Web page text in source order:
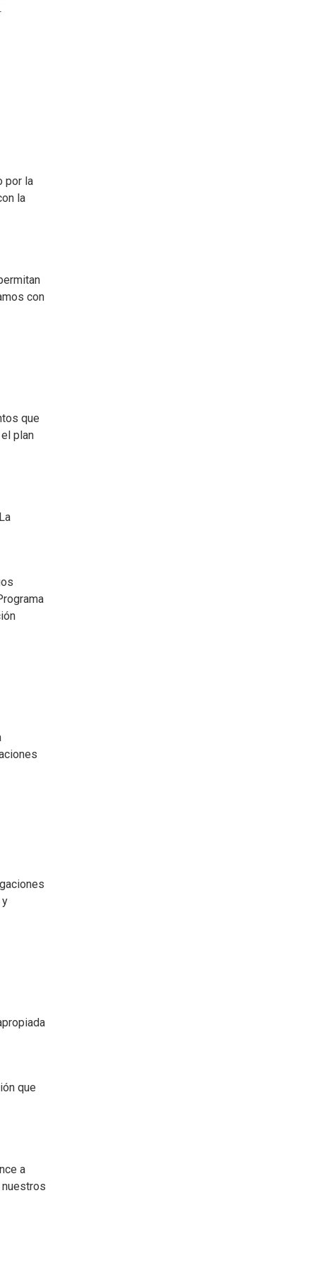
por la
la
con
que
plan
y
que
a